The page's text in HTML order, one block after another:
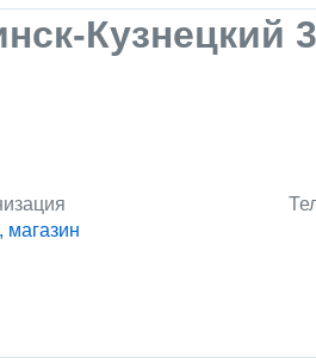
Кузнецкий